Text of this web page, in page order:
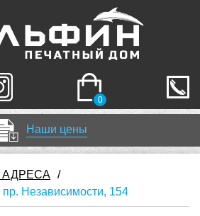
0
Наши цены
/
Независимости, 154